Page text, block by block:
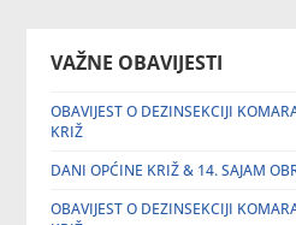
VAŽNE OBAVIJESTI
OBAVIJEST O DEZINSEKCIJI
KRIŽ
DANI OPĆINE KRIŽ & 14. SAJAM
OBAVIJEST O DEZINSEKCIJI